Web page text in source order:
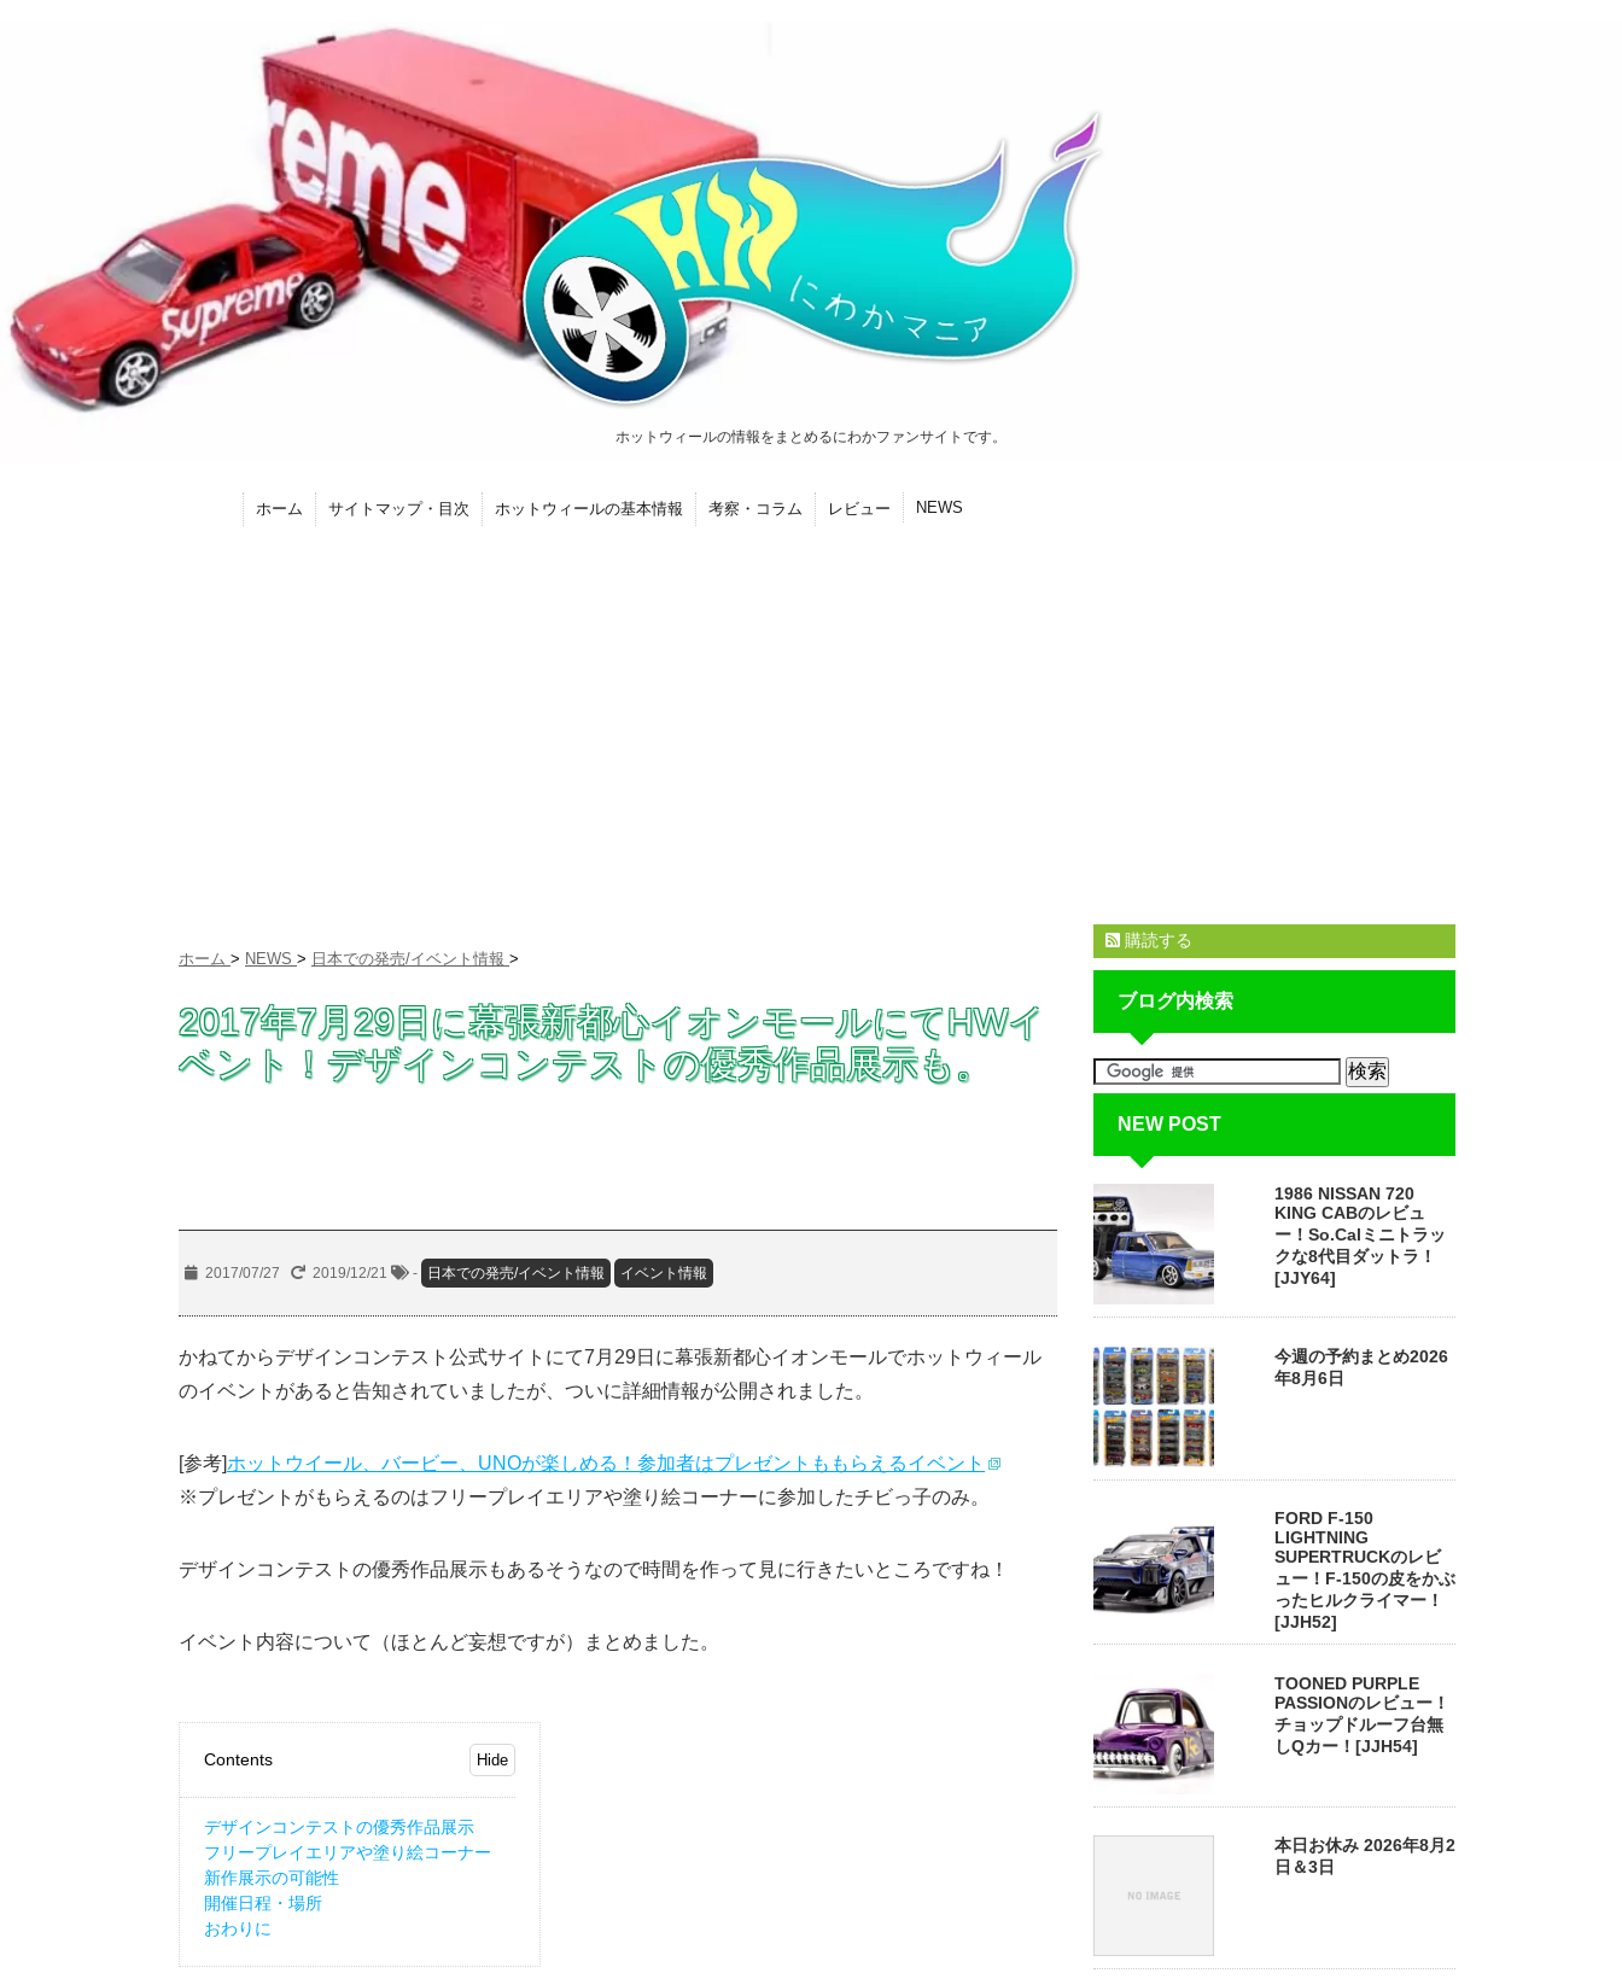
ホットウィールの情報をまとめるにわかファンサイトです。
ホーム サイトマップ・目次 ホットウィールの基本情報 考察・コラム レビュー NEWS
ホーム > NEWS > 日本での発売/イベント情報 >
2017年7月29日に幕張新都心イオンモールにてHWイ
ベント！デザインコンテストの優秀作品展示も。
2017/07/27 2019/12/21 - 日本での発売/イベント情報 イベント情報
かねてからデザインコンテスト公式サイトにて7月29日に幕張新都心イオンモールでホットウィール
のイベントがあると告知されていましたが、ついに詳細情報が公開されました。
[参考]ホットウイール、バービー、UNOが楽しめる！参加者はプレゼントももらえるイベント
※プレゼントがもらえるのはフリープレイエリアや塗り絵コーナーに参加したチビっ子のみ。
デザインコンテストの優秀作品展示もあるそうなので時間を作って見に行きたいところですね！
イベント内容について（ほとんど妄想ですが）まとめました。
Contents
デザインコンテストの優秀作品展示
フリープレイエリアや塗り絵コーナー
新作展示の可能性
開催日程・場所
おわりに
購読する
ブログ内検索
NEW POST
1986 NISSAN 720
KING CABのレビュ
ー！So.Calミニトラッ
クな8代目ダットラ！
[JJY64]
今週の予約まとめ2026
年8月6日
FORD F-150
LIGHTNING
SUPERTRUCKのレビ
ュー！F-150の皮をかぶ
ったヒルクライマー！
[JJH52]
TOONED PURPLE
PASSIONのレビュー！
チョップドルーフ台無
しQカー！[JJH54]
本日お休み 2026年8月2
日＆3日